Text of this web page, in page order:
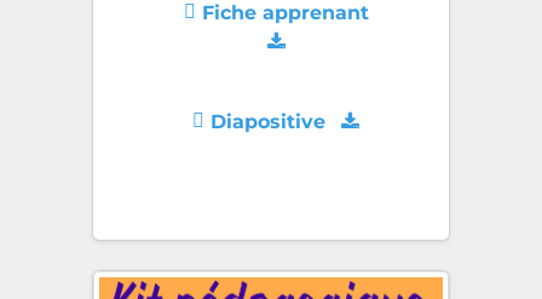
Fiche apprenant
Diapositive